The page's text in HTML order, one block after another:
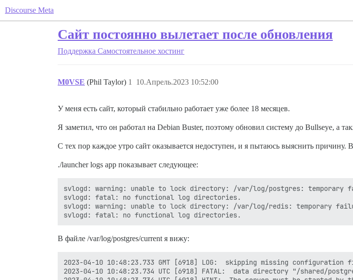
Discourse Meta
Сайт постоянно вылетает после обновления
Поддержка Самостоятельное хостинг
M0VSE (Phil Taylor) 10.Апрель.2023 10:52:00
1
У меня есть сайт, который стабильно работает уже более 18 месяцев.
Я заметил, что он работал на Debian Buster, поэтому обновил систему до Bullseye, а
С тех пор каждое утро сайт оказывается недоступен, и я пытаюсь выяснить причину.
./launcher logs app показывает следующее:
svlogd: warning: unable to lock directory: /var/log/postgres: temporary
svlogd: fatal: no functional log directories.
svlogd: warning: unable to lock directory: /var/log/redis: temporary
В файле /var/log/postgres/current я вижу:
2023-04-10 10:48:23.733 GMT [6918] LOG:  skipping missing
2023-04-10 10:48:23.734 UTC [6918] FATAL:  data directory "/shared/